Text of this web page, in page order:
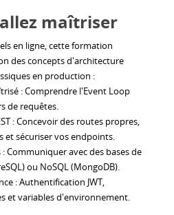
maîtriser
en ligne, cette formation
des concepts d'architecture
en production :
: Comprendre l'Event Loop
de requêtes.
: Concevoir des routes propres,
et sécuriser vos endpoints.
Communiquer avec des bases de
ou NoSQL (MongoDB).
: Authentification JWT,
et variables d'environnement.